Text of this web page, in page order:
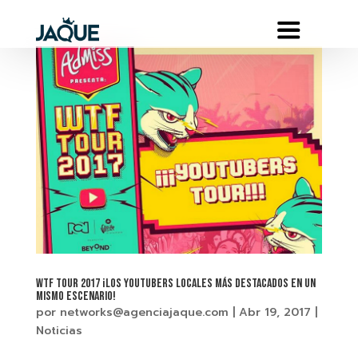
WTF Tour 2017 ¡Los Youtubers locales más destacados en un
mismo escenario!
por networks@agenciajaque.com Abr 19, 2017
Noticias